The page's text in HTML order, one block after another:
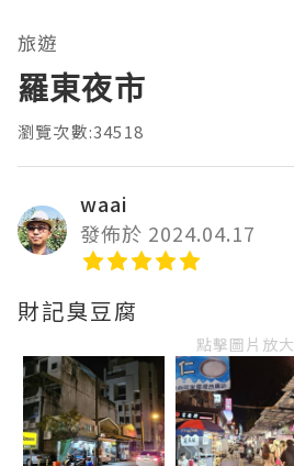
旅遊
羅東夜市
瀏覽次數:34518
waai
發佈於 2024.04.17
財記臭豆腐
點擊圖片放大